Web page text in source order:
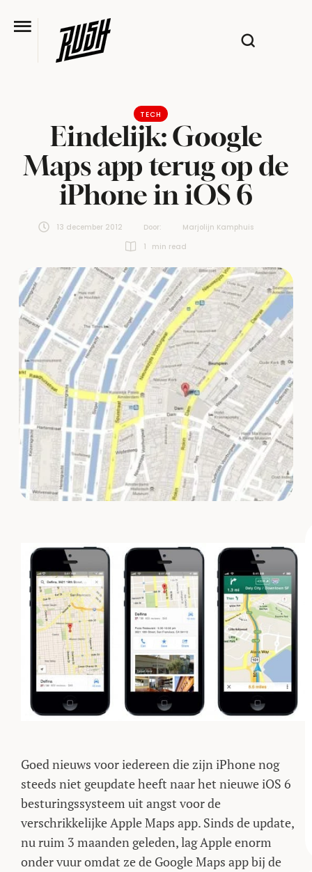
TECH
Eindelijk: Google
Maps app terug op de
iPhone in iOS 6
13 december 2012 Door:
Marjolijn Kamphuis
1
min read
Goed nieuws voor iedereen die zijn iPhone nog
steeds niet geupdate heeft naar het nieuwe iOS 6
besturingssysteem uit angst voor de
verschrikkelijke Apple Maps app. Sinds de update,
nu ruim 3 maanden geleden, lag Apple enorm
onder vuur omdat ze de Google Maps app bij de